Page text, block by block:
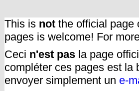
This is not the official page
pages is welcome! For
Ceci n'est pas la page
compléter ces pages est la
envoyer simplement un e-